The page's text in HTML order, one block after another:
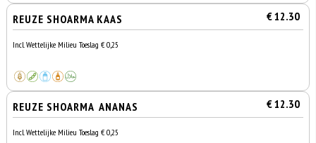
REUZE SHOARMA KAAS € 12.30
Incl. Wettelijke Milieu Toeslag € 0,25
REUZE SHOARMA ANANAS € 12.30
Incl. Wettelijke Milieu Toeslag € 0,25